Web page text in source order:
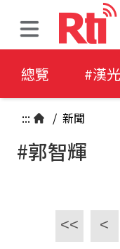
總覽 #漢
::: / 新聞
#郭智輝
<< <